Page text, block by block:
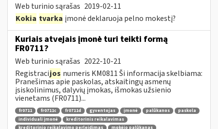
Web turinio sąrašas 2019-02-11
Kokia tvarka įmonė deklaruoja pelno mokestį?
Kuriais atvejais įmonė turi teikti formą
FR0711?
Web turinio sąrašas 2022-10-21
Registracijos numeris KM0811 Ši informacija skelbiama:
Pranešimas apie paskolas, atskaitingų asmenų
įsiskolinimus, dalyvių įmokas, išmokas užsienio
vienetams (FR0711)...
fr0711 fr0711c fr0711d gyventojas įmonė palūkanos
paskola
individuali įmonė
kreditorinis reikalavimas